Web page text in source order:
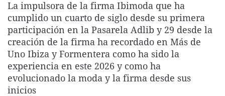
La rosa de los vientos
Gente viajera
Como el perro y el
Caso
Retornados
Equipo de
Operación Viuda
Extremadura
Galicia
La Rioja
Navarra
País Vasco
Virales
Televisión
Elecciones
La impulsora de la firma Ibimoda que ha
cumplido un cuarto de siglo desde su primera
participación en la Pasarela Adlib y 29 desde la
creación de la firma ha recordado en Más de
Uno Ibiza y Formentera como ha sido la
experiencia en este 2026 y como ha
evolucionado la moda y la firma desde sus
inicios